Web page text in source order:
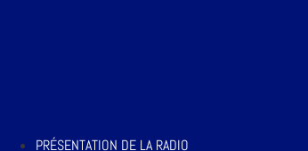
PRÉSENTATION DE LA RADIO